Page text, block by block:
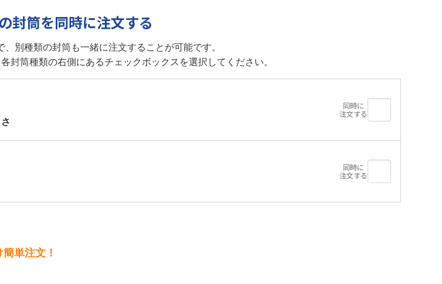
封筒を同時に注文する
別種類の封筒も一緒に注文することが可能です。
封筒種類の右側にあるチェックボックスを選択してください。
単注文！